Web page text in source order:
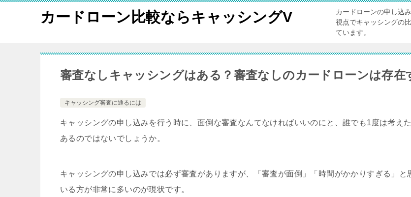
カードローン比較ならキャッシングV
カードローンの申し込
視点でキャッシングの
ています。
審査なしキャッシングはある？審査なしのカードローンは存在
キャッシング審査に通るには
キャッシングの申し込みを行う時に、面倒な審査なんてなければいいのにと、誰でも1度は考え
あるのではないでしょうか。
キャッシングの申し込みでは必ず審査がありますが、「審査が面倒」「時間がかかりすぎる」と
いる方が非常に多いのが現状です。